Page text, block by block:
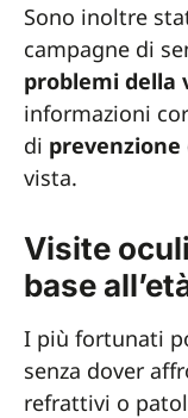
Sono inoltre
campagne di
problemi della
informazioni
di prevenzione
vista.
Visite
base
I più fortunati
senza dover
refrattivi o